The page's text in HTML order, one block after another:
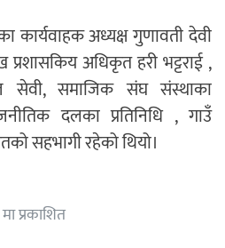
कार्यवाहक अध्यक्ष गुणावती देवी
प्रशासकिय अधिकृत हरी भट्टराई ,
सेवी, समाजिक संघ संस्थाका
दलका प्रतिनिधि , गाउँ
सहभागी रहेको थियो।
मा प्रकाशित